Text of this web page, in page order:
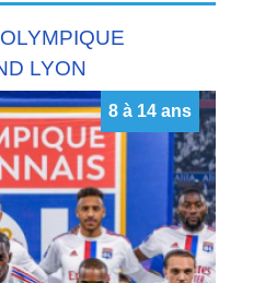
LYON
8 à 14 ans